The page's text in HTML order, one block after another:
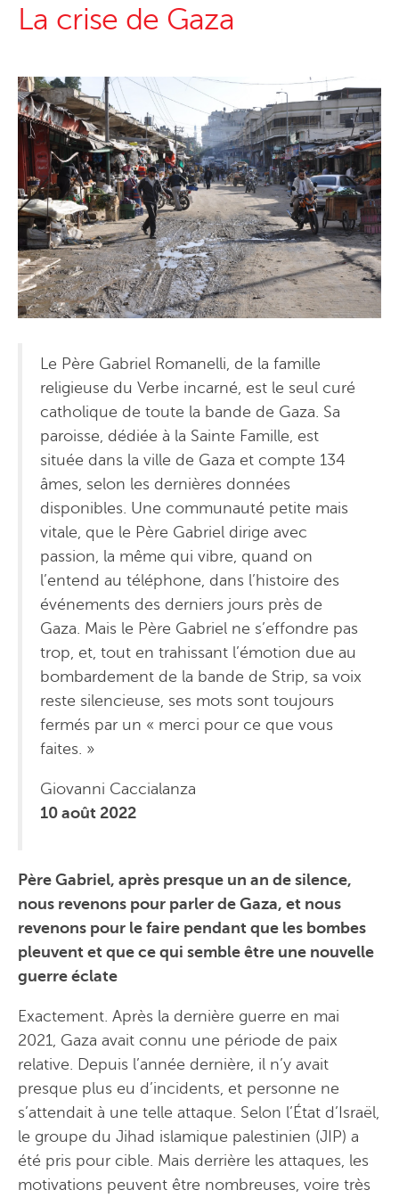
La crise de Gaza
Le Père Gabriel Romanelli, de la famille
religieuse du Verbe incarné, est le seul curé
catholique de toute la bande de Gaza. Sa
paroisse, dédiée à la Sainte Famille, est
située dans la ville de Gaza et compte 134
âmes, selon les dernières données
disponibles. Une communauté petite mais
vitale, que le Père Gabriel dirige avec
passion, la même qui vibre, quand on
l’entend au téléphone, dans l’histoire des
événements des derniers jours près de
Gaza. Mais le Père Gabriel ne s’effondre pas
trop, et, tout en trahissant l’émotion due au
bombardement de la bande de Strip, sa voix
reste silencieuse, ses mots sont toujours
fermés par un « merci pour ce que vous
faites. »
Giovanni Caccialanza
10 août 2022
Père Gabriel, après presque un an de silence,
nous revenons pour parler de Gaza, et nous
revenons pour le faire pendant que les bombes
pleuvent et que ce qui semble être une nouvelle
guerre éclate
Exactement. Après la dernière guerre en mai
2021, Gaza avait connu une période de paix
relative. Depuis l’année dernière, il n’y avait
presque plus eu d’incidents, et personne ne
s’attendait à une telle attaque. Selon l’État d’Israël,
le groupe du Jihad islamique palestinien (JIP) a
été pris pour cible. Mais derrière les attaques, les
motivations peuvent être nombreuses, voire très